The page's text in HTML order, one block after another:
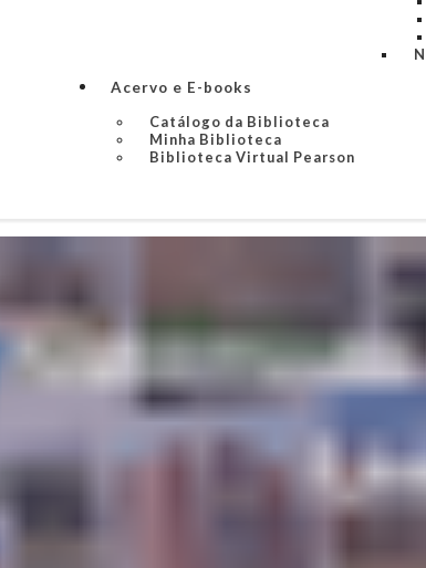
Acervo e E-books
Catálogo da Biblioteca
Minha Biblioteca
Biblioteca Virtual Pearson